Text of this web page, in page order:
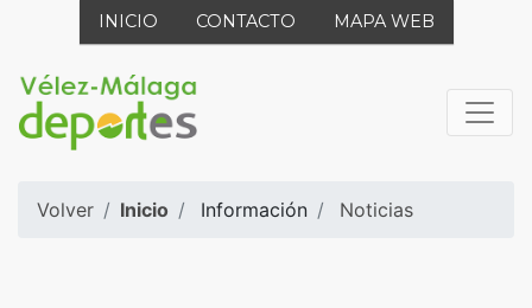
INICIO CONTACTO MAPA WEB
Volver Inicio Información Noticias